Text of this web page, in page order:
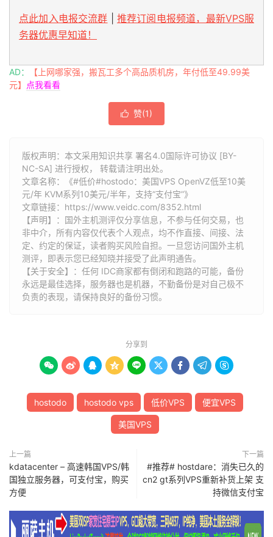
点此加入电报交流群
推荐订阅电报频道，最新VPS服
务器优惠早知道！
AD：
【上网哪家强，搬瓦工多个高品质机房，年付低至49.99美
元】
点我看看
 赞(1)
版权声明：本文采用知识共享 署名4.0国际许可协议 [BY-
NC-SA] 进行授权， 转载请注明出处。
文章名称：《#低价#hostodo：美国VPS OpenVZ低至10美
元/年 KVM系列10美元/半年，支持“支付宝”》
文章链接： https://www.veidc.com/8352.html
【声明】：国外主机测评仅分享信息，不参与任何交易，也
非中介，所有内容仅代表个人观点，均不作直接、间接、法
定、约定的保证，读者购买风险自担。一旦您访问国外主机
测评，即表示您已经知晓并接受了此声明通告。
【关于安全】：任何 IDC商家都有倒闭和跑路的可能，备份
永远是最佳选择，服务器也是机器，不勤备份是对自己极不
负责的表现，请保持良好的备份习惯。
分享到
        
hostodo hostodo vps 低价VPS 便宜VPS
美国VPS
上一篇
kdatacenter – 高速韩国VPS/韩
国独立服务器，可支付宝，购买
方便
下一篇
#推荐# hostdare：消失已久的
cn2 gt系列VPS重新补货上架 支
持微信支付宝